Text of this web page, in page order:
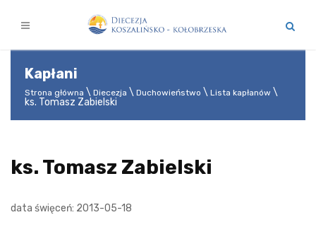
Kapłani
Strona główna Diecezja Duchowieństwo Lista kapłanów
ks. Tomasz Zabielski
ks. Tomasz Zabielski
data święceń: 2013-05-18